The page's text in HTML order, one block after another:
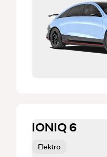
IONIQ 6
Elektro